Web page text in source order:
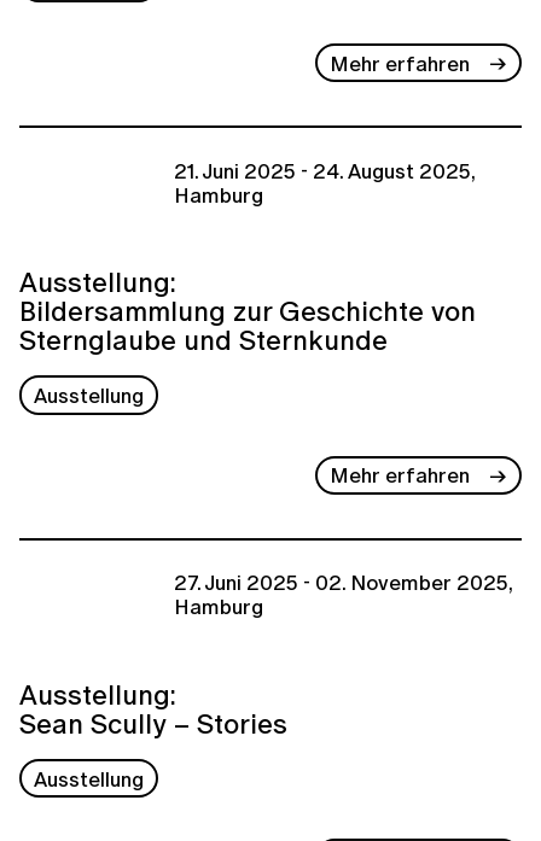
Mehr erfahren
21. Juni 2025 - 24. August 2025,
Hamburg
Ausstellung:
Bildersammlung zur Geschichte von
Sternglaube und Sternkunde
Ausstellung
Mehr erfahren
27. Juni 2025 - 02. November 2025,
Hamburg
Ausstellung:
Sean Scully – Stories
Ausstellung